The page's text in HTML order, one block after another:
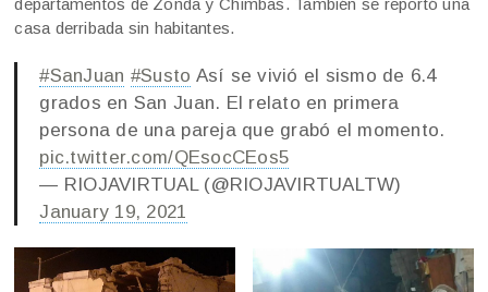
departamentos de Zonda y Chimbas. También se reportó una
casa derribada sin habitantes.
#SanJuan #Susto Así se vivió el sismo de 6.4
grados en San Juan. El relato en primera
persona de una pareja que grabó el momento.
pic.twitter.com/QEsocCEos5
— RIOJAVIRTUAL (@RIOJAVIRTUALTW)
January 19, 2021